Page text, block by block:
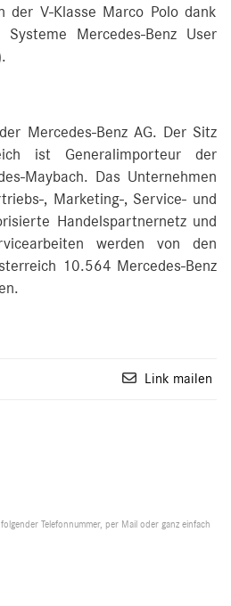
der V-Klasse Marco Polo dank
Mercedes-Benz User
Mercedes-Benz AG. Der Sitz
ist Generalimporteur der
Maybach. Das Unternehmen
, Marketing-, Service- und
Handelspartnernetz und
werden von den
10.564 Mercedes-Benz
Link mailen
Telefonnummer, per Mail oder ganz einfach